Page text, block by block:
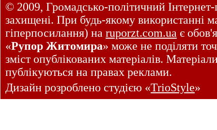
© 2009, Громадсько-політичний
захищені. При будь-якому використанні
гіперпосилання) на ruporzt.com.ua є
«Рупор Житомира» може не поділяти
зміст опублікованих матеріалів.
публікуються на правах реклами.
Дизайн розроблено студією «TrioStyle»